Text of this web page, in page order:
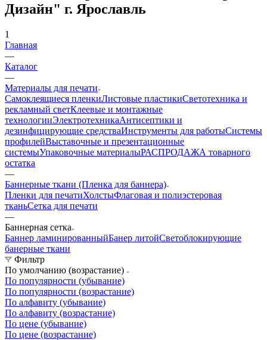
Дизайн" г. Ярославль
1
Главная
—
Каталог
—
Материалы для печати
Самоклеящиеся пленкиЛистовые пластикиСветотехника и
рекламный светКлеевые и монтажные
технологииЭлектротехникаАнтисептики и
дезинфицирующие средстваИнструменты для работыСистемы
профилейВыставочные и презентационные
системыУпаковочные материалыРАСПРОДАЖА товарного
остатка
—
Баннерные ткани (Пленка для баннера)
Пленки для печатиХолстыФлаговая и полиэстеровая
тканьСетка для печати
—
Баннерная сетка
Баннер ламинированныйБанер литойСветоблокирующие
банерные ткани
Фильтр
По умолчанию (возрастание)
По популярности (убывание)
По популярности (возрастание)
По алфавиту (убывание)
По алфавиту (возрастание)
По цене (убывание)
По цене (возрастание)